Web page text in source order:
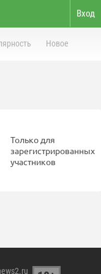
Вход
Новое
Только для
зарегистрированных
участников